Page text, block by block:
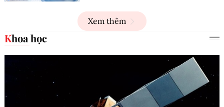
Xem thêm
Khoa học